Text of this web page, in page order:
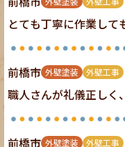
とても丁寧に作業して
前橋市 外壁塗装 外壁工事
職人さんが礼儀正しく
前橋市 外壁塗装 外壁工事